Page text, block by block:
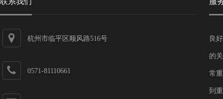
杭州市临平区顺风路516号
0571-81110661
良
的
常
到